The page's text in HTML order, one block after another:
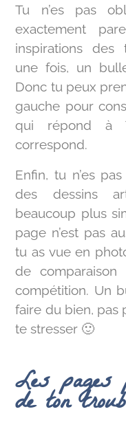
Tu n’es pas
exactement
inspirations des
une fois, un
Donc tu peux
gauche pour
qui répond à
correspond.
Enfin, tu n’es
des dessins
beaucoup plus
page n’est pas
tu as vue en
de
compétition. Un
faire du bien, pas
te stresser 🙂
Les pages
de ton